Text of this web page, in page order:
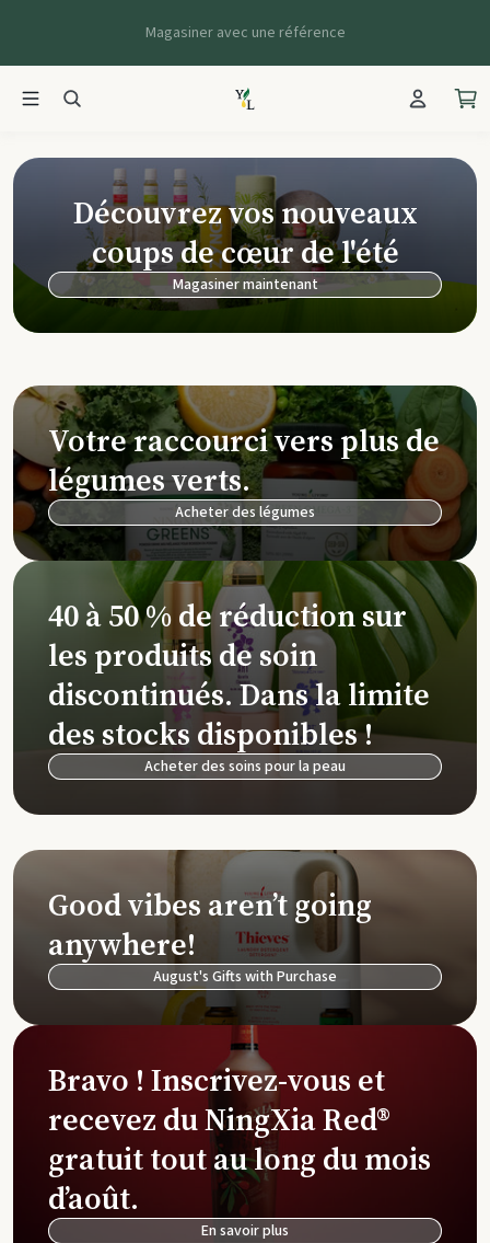
Magasiner avec une référence
Young Living
Découvrez vos nouveaux
coups de cœur de l'été
Magasiner maintenant
Votre raccourci vers plus de
légumes verts.
Acheter des légumes
40 à 50 % de réduction sur
les produits de soin
discontinués. Dans la limite
des stocks disponibles !
Acheter des soins pour la peau
Good vibes aren’t going
anywhere!
August's Gifts with Purchase
Bravo ! Inscrivez-vous et
recevez du NingXia Red®
gratuit tout au long du mois
d’août.
En savoir plus